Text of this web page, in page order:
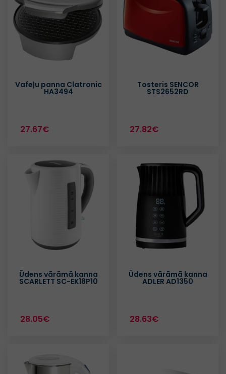
Vafeļu panna Clatronic
HA3494
27.67€
Tosteris SENCOR
STS2652RD
27.82€
Ūdens vārāmā kanna
SCARLETT SC-EK18P10
28.05€
Ūdens vārāmā kanna
ADLER AD1350
28.63€